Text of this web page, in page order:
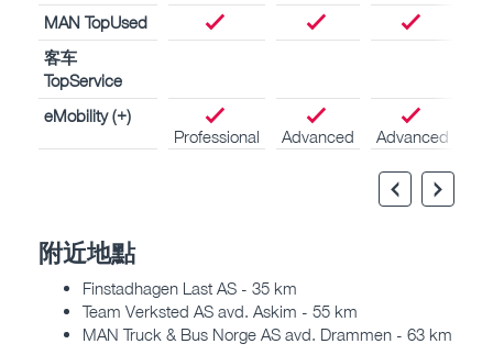
MAN TopUsed
客车
TopService
eMobility (+)
Professional
Advanced Advanced
附近地點
Finstadhagen Last AS - 35 km
Team Verksted AS avd. Askim - 55 km
MAN Truck & Bus Norge AS avd. Drammen - 63 km